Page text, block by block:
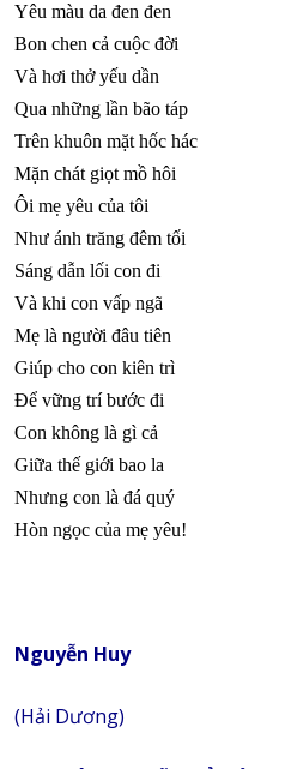
Yêu màu da đen đen
Bon chen cả cuộc đời
Và hơi thở yếu dần
Qua những lần bão táp
Trên khuôn mặt hốc hác
Mặn chát giọt mồ hôi
Ôi mẹ yêu của tôi
Như ánh trăng đêm tối
Sáng dẫn lối con đi
Và khi con vấp ngã
Mẹ là người đâu tiên
Giúp cho con kiên trì
Để vững trí bước đi
Con không là gì cả
Giữa thế giới bao la
Nhưng con là đá quý
Hòn ngọc của mẹ yêu!
Nguyễn Huy
(Hải Dương)